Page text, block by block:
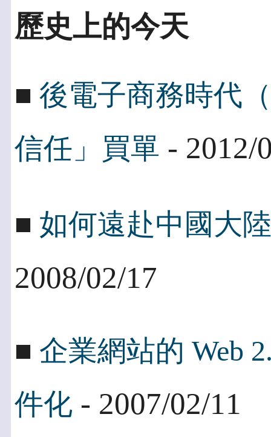
歷史上的今天
■ 後電子商務時代
信任」買單 - 2012/
■ 如何遠赴中國大
2008/02/17
■ 企業網站的 Web
件化 - 2007/02/11